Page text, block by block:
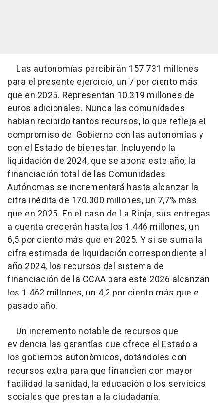
Las autonomías percibirán 157.731 millones
para el presente ejercicio, un 7 por ciento más
que en 2025. Representan 10.319 millones de
euros adicionales. Nunca las comunidades
habían recibido tantos recursos, lo que refleja el
compromiso del Gobierno con las autonomías y
con el Estado de bienestar. Incluyendo la
liquidación de 2024, que se abona este año, la
financiación total de las Comunidades
Autónomas se incrementará hasta alcanzar la
cifra inédita de 170.300 millones, un 7,7% más
que en 2025. En el caso de La Rioja, sus entregas
a cuenta crecerán hasta los 1.446 millones, un
6,5 por ciento más que en 2025. Y si se suma la
cifra estimada de liquidación correspondiente al
año 2024, los recursos del sistema de
financiación de la CCAA para este 2026 alcanzan
los 1.462 millones, un 4,2 por ciento más que el
pasado año.
Un incremento notable de recursos que
evidencia las garantías que ofrece el Estado a
los gobiernos autonómicos, dotándoles con
recursos extra para que financien con mayor
facilidad la sanidad, la educación o los servicios
sociales que prestan a la ciudadanía.